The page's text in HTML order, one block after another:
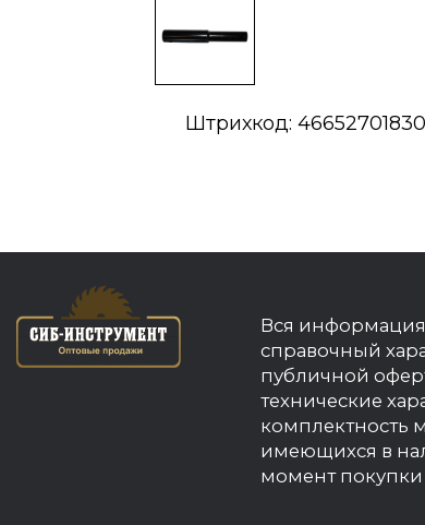
Штрихкод:
Вся информация
справочный
публичной
технические
комплектность
имеющихся в
момент покупки